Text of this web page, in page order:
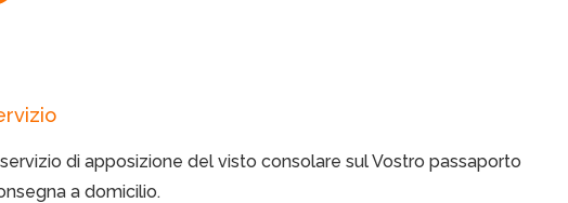
di apposizione del visto consolare sul Vostro passaporto
a domicilio.